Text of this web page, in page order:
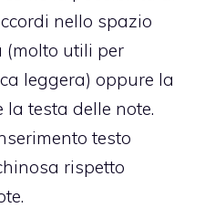
nello spazio
(molto utili per
leggera) oppure la
testa delle note.
testo
rispetto